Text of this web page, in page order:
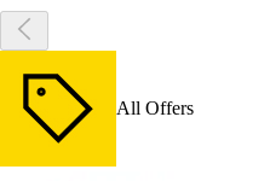
All Offers